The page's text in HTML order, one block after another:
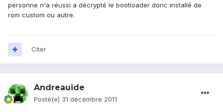
personne n'a réussi a décrypté le bootloader donc installé de
rom custom ou autre.
Citer
Andreauide
Posté(e) 31 décembre 2011